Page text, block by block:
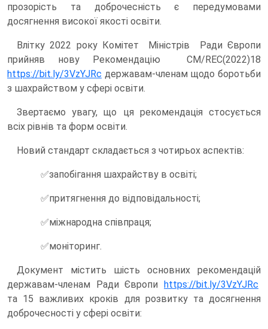
прозорість та доброчесність є передумовами
досягнення високої якості освіти.
Влітку 2022 року Комітет Міністрів Ради Європи
прийняв нову Рекомендацію CM/REC(2022)18
https://bit.ly/3VzYJRc державам-членам щодо боротьби
з шахрайством у сфері освіти.
Звертаємо увагу, що ця рекомендація стосується
всіх рівнів та форм освіти.
Новий стандарт складається з чотирьох аспектів:
✅запобігання шахрайству в освіті;
✅притягнення до відповідальності;
✅міжнародна співпраця;
✅моніторинг.
Документ містить шість основних рекомендацій
державам-членам Ради Європи https://bit.ly/3VzYJRc
та 15 важливих кроків для розвитку та досягнення
доброчесності у сфері освіти: